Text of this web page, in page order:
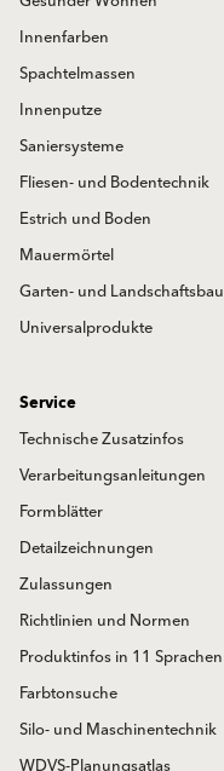
Innenfarben
Spachtelmassen
Innenputze
Saniersysteme
Fliesen- und Bodentechnik
Estrich und Boden
Mauermörtel
Garten- und Landschaftsbau
Universalprodukte
Service
Technische Zusatzinfos
Verarbeitungsanleitungen
Formblätter
Detailzeichnungen
Zulassungen
Richtlinien und Normen
Produktinfos in 11 Sprachen
Farbtonsuche
Silo- und Maschinentechnik
WDVS-Planungsatlas